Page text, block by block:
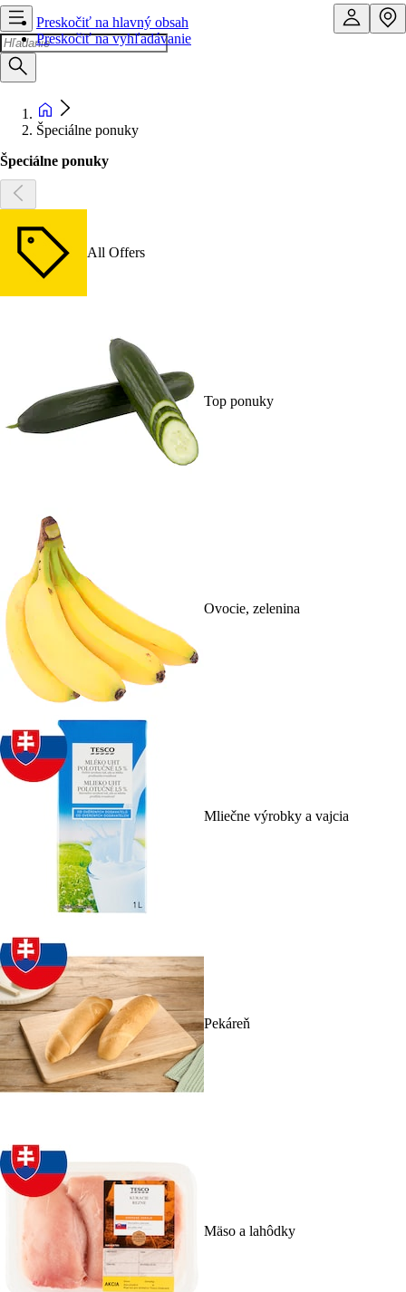
Preskočiť na hlavný obsah
Preskočiť na vyhľadávanie
Špeciálne ponuky
Špeciálne ponuky
All Offers
Top ponuky
Ovocie, zelenina
Mliečne výrobky a vajcia
Pekáreň
Mäso a lahôdky